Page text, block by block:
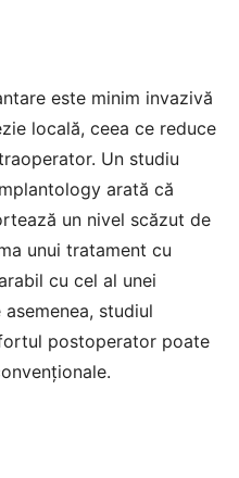
este minim invazivă
locală, ceea ce reduce
Un studiu
arată că
un nivel scăzut de
unui tratament cu
cu cel al unei
studiul
postoperator poate